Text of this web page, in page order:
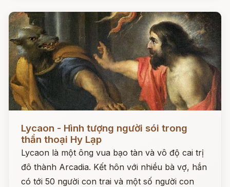
Lycaon - Hình tượng người sói trong
thần thoại Hy Lạp
Lycaon là một ông vua bạo tàn và vô độ cai trị
đô thành Arcadia. Kết hôn với nhiều bà vợ, hắn
có tới 50 người con trai và một số người con